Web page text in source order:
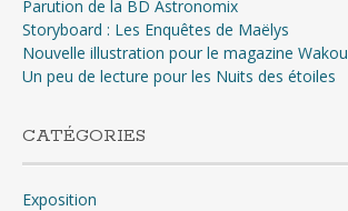
Parution de la BD Astronomix
Storyboard : Les Enquêtes de Maëlys
Nouvelle illustration pour le magazine Wakou
Un peu de lecture pour les Nuits des étoiles
CATÉGORIES
Exposition